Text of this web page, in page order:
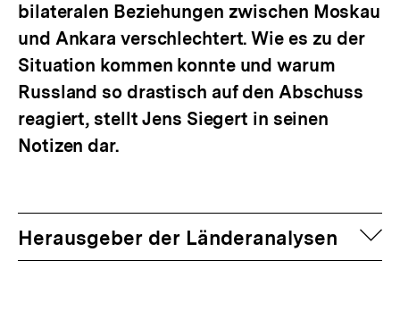
bilateralen Beziehungen zwischen Moskau
und Ankara verschlechtert. Wie es zu der
Situation kommen konnte und warum
Russland so drastisch auf den Abschuss
reagiert, stellt Jens Siegert in seinen
Notizen dar.
Herausgeber der Länderanalysen